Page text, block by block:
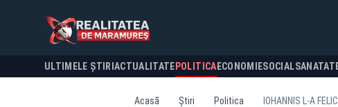
ULTIMELE ȘTIRI ACTUALITATE POLITICA ECONOMIESOCIAL
Acasă Știri Politica IOHANNIS L-A